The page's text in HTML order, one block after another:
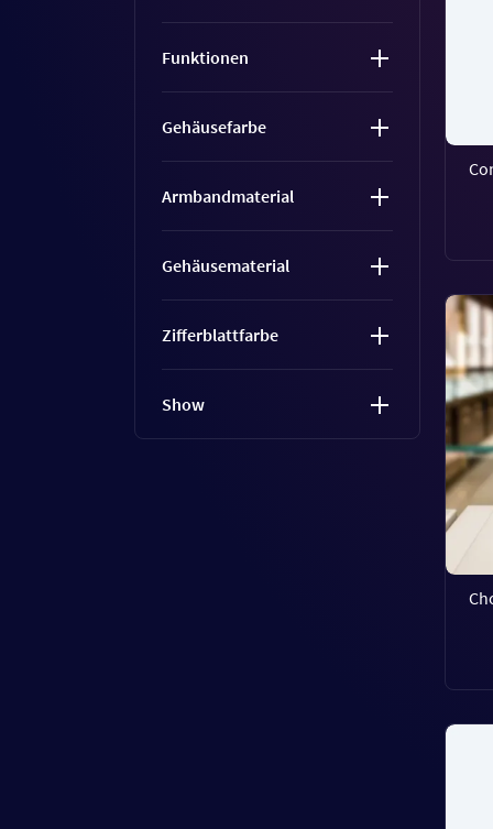
Funktionen
Gehäusefarbe
Armbandmaterial
Gehäusematerial
Zifferblattfarbe
Show